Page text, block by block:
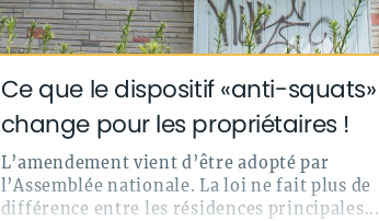
Ce que le dispositif «anti-squats»
change pour les propriétaires !
L’amendement vient d’être adopté par
l’Assemblée nationale. La loi ne fait plus de
différence entre les résidences principales...